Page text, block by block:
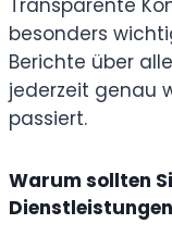
Transparente
besonders
Berichte über
jederzeit genau
passiert.
Warum sollten